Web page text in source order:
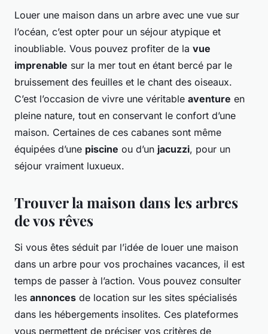
Louer une maison dans un arbre avec une vue sur
l’océan, c’est opter pour un séjour atypique et
inoubliable. Vous pouvez profiter de la vue
imprenable sur la mer tout en étant bercé par le
bruissement des feuilles et le chant des oiseaux.
C’est l’occasion de vivre une véritable aventure en
pleine nature, tout en conservant le confort d’une
maison. Certaines de ces cabanes sont même
équipées d’une piscine ou d’un jacuzzi, pour un
séjour vraiment luxueux.
Trouver la maison dans les arbres
de vos rêves
Si vous êtes séduit par l’idée de louer une maison
dans un arbre pour vos prochaines vacances, il est
temps de passer à l’action. Vous pouvez consulter
les annonces de location sur les sites spécialisés
dans les hébergements insolites. Ces plateformes
vous permettent de préciser vos critères de